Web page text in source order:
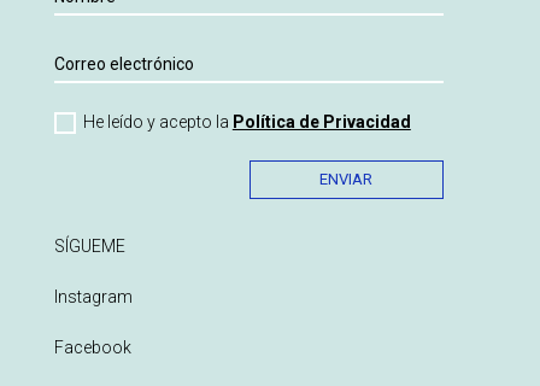
He leído y acepto la Política de Privacidad
ENVIAR
SÍGUEME
Instagram
Facebook